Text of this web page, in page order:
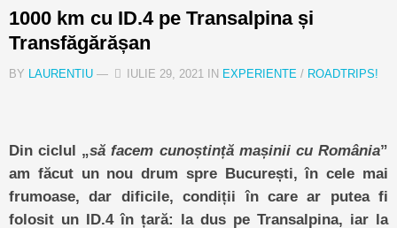
1000 km cu ID.4 pe Transalpina și
Transfăgărășan
BY LAURENTIU — IULIE 29, 2021 IN EXPERIENTE / ROADTRIPS!
Din ciclul „să facem cunoștință mașinii cu România”
am făcut un nou drum spre București, în cele mai
frumoase, dar dificile, condiții în care ar putea fi
folosit un ID.4 în țară: la dus pe Transalpina, iar la